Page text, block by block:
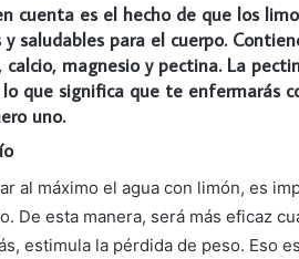
cuenta es el hecho de que los
y saludables para el cuerpo.
calcio, magnesio y pectina. La
que significa que te enfermarás
uno.
al máximo el agua con limón, es
De esta manera, será más eficaz
estimula la pérdida de peso. Eso